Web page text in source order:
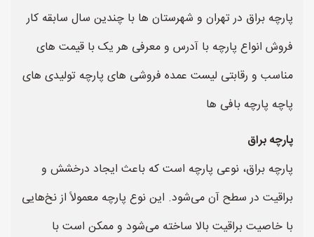
پارچه براق در تهران و شهرستان ها با چندین سال سابقه کار
فروش انواع پارچه با آدرس و معرفی هر یک با قیمت های
مناسب و رقابتی لیست عمده فروشی های پارچه تولیدی های
پاچه پارچه بافی ها
پارچه براق
پارچه براق، نوعی پارچه است که باعث ایجاد درخشش و
براقیت در سطح آن می‌شود. این نوع پارچه معمولاً از نخ‌هایی
با خاصیت براقیت بالا ساخته می‌شود و ممکن است با